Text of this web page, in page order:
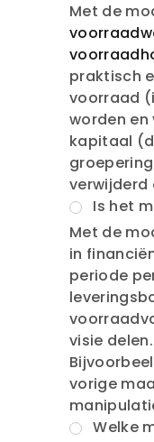
Met de
praktisch
voorraad
worden
kapitaal
verwijderd
Is het
Met de
in
periode
visie
vorige
Welke